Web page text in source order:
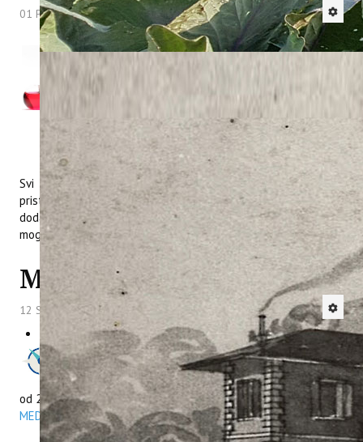
01 Prosinac 2014 Hitova: 6237
Obavještavamo prijavljene korisnike
(polaznike) tečaja da će se prve grupe
odraditi u sljedećim terminima:
Rovinj – 12/13. i 19/20.12. 2014.
Motovun 13/14.12.2014.
Poreč i Funtana - 19./20.12.2014.
Svi prijavljeni polaznici telefonski će biti obavještani o
pristupu nastavi, plaćanju i dodatno će se od njih zatražiti
dodatne informacije bitne za upis. Svi koji se još nisu prijavili
mogu prijavnicu preuzeti
VDJE
MITOMED NA MED-U
12 Studeni 2014 Hitova: 5614
Službeni portal MED programa
objavio je vijest o našoj aktivnosti na
projektu MITOMED, koja se odvijala
od 25./26.09.2014. u Poreču. Više pogledaje na straniciVIJESTI
MED Programa.